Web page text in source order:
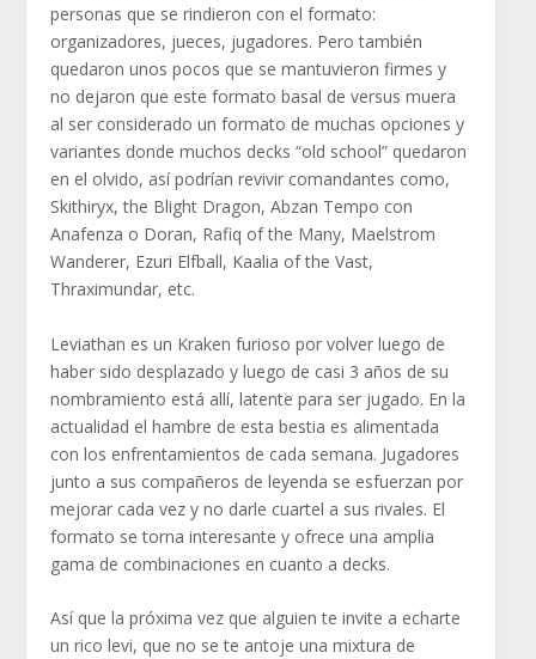
personas que se rindieron con el formato:
organizadores, jueces, jugadores. Pero también
quedaron unos pocos que se mantuvieron firmes y
no dejaron que este formato basal de versus muera
al ser considerado un formato de muchas opciones y
variantes donde muchos decks “old school” quedaron
en el olvido, así podrían revivir comandantes como,
Skithiryx, the Blight Dragon, Abzan Tempo con
Anafenza o Doran, Rafiq of the Many, Maelstrom
Wanderer, Ezuri Elfball, Kaalia of the Vast,
Thraximundar, etc.
Leviathan es un Kraken furioso por volver luego de
haber sido desplazado y luego de casi 3 años de su
nombramiento está allí, latente para ser jugado. En la
actualidad el hambre de esta bestia es alimentada
con los enfrentamientos de cada semana. Jugadores
junto a sus compañeros de leyenda se esfuerzan por
mejorar cada vez y no darle cuartel a sus rivales. El
formato se torna interesante y ofrece una amplia
gama de combinaciones en cuanto a decks.
Así que la próxima vez que alguien te invite a echarte
un rico levi, que no se te antoje una mixtura de